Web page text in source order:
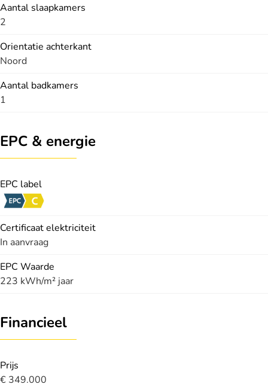
Aantal slaapkamers
2
Orientatie achterkant
Noord
Aantal badkamers
1
EPC & energie
EPC label
Certificaat elektriciteit
In aanvraag
EPC Waarde
223 kWh/m² jaar
Financieel
Prijs
€ 349.000